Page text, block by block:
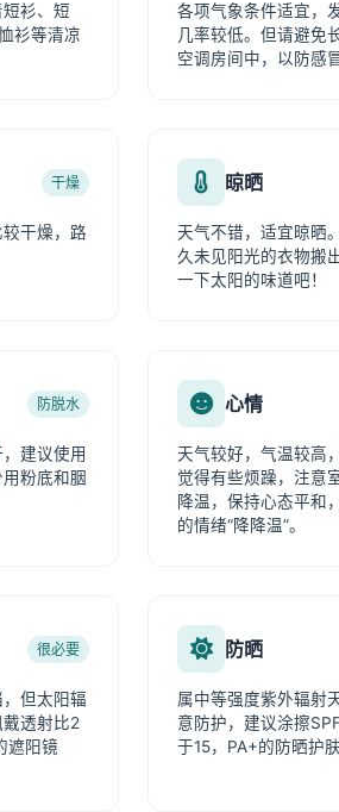
衫、短
衫等清凉
各项气象条件适宜，
几率较低。但请避免
空调房间中，以防感
干燥
干燥，路
晾晒
天气不错，适宜晾晒
久未见阳光的衣物搬
一下太阳的味道吧！
防脱水
建议使用
粉底和胭
心情
天气较好，气温较高
觉得有些烦躁，注意
降温，保持心态平和
的情绪“降降温”。
很必要
但太阳辐
透射比2
遮阳镜
防晒
属中等强度紫外辐射
意防护，建议涂擦
于15，PA+的防晒护